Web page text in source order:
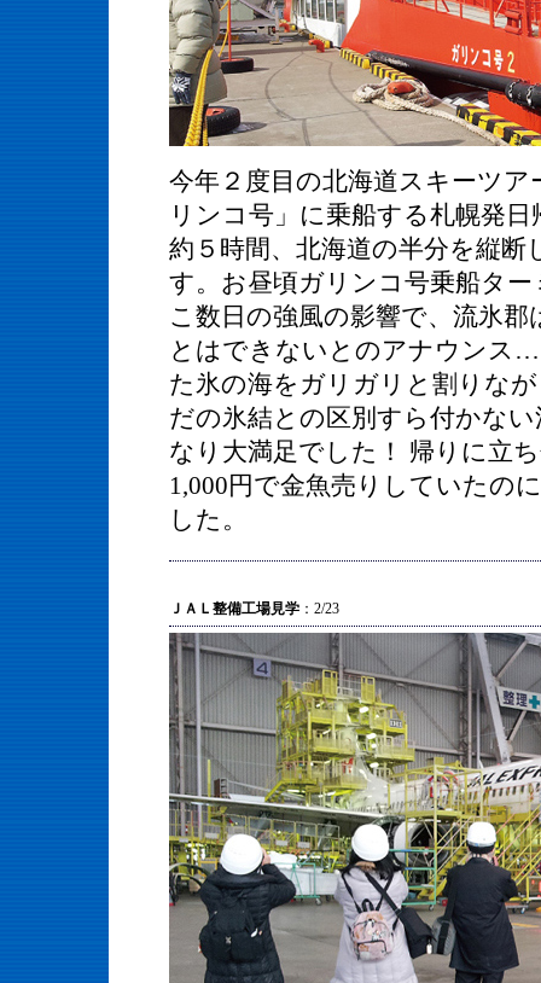
今年２度目の北海道スキーツ
リンコ号」に乗船する札幌発
約５時間、北海道の半分を縦
す。お昼頃ガリンコ号乗船タ
こ数日の強風の影響で、流氷
とはできないとのアナウンス
た氷の海をガリガリと割りな
だの氷結との区別すら付かな
なり大満足でした！ 帰りに立
1,000円で金魚売りしていたの
した。
ＪＡＬ整備工場見学 ：2/23